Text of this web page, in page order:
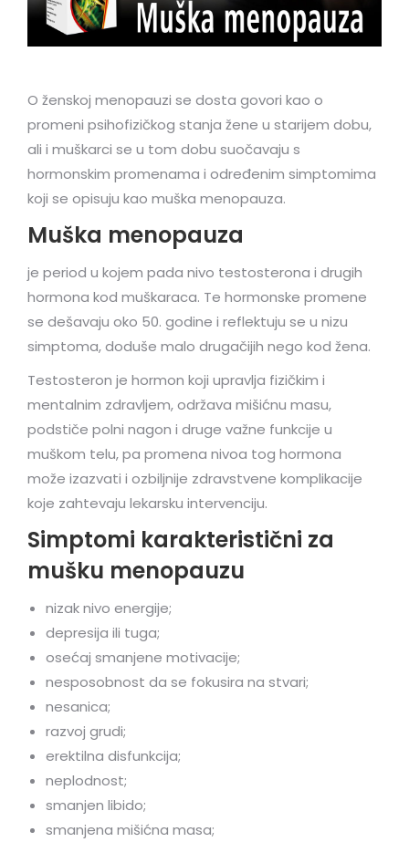
O ženskoj menopauzi se dosta govori kao o
promeni psihofizičkog stanja žene u starijem dobu,
ali i muškarci se u tom dobu suočavaju s
hormonskim promenama i određenim simptomima
koji se opisuju kao muška menopauza.
Muška menopauza
je period u kojem pada nivo testosterona i drugih
hormona kod muškaraca. Te hormonske promene
se dešavaju oko 50. godine i reflektuju se u nizu
simptoma, doduše malo drugačijih nego kod žena.
Testosteron je hormon koji upravlja fizičkim i
mentalnim zdravljem, održava mišićnu masu,
podstiče polni nagon i druge važne funkcije u
muškom telu, pa promena nivoa tog hormona
može izazvati i ozbiljnije zdravstvene komplikacije
koje zahtevaju lekarsku intervenciju.
Simptomi karakteristični za
mušku menopauzu
nizak nivo energije;
depresija ili tuga;
osećaj smanjene motivacije;
nesposobnost da se fokusira na stvari;
nesanica;
razvoj grudi;
erektilna disfunkcija;
neplodnost;
smanjen libido;
smanjena mišićna masa;